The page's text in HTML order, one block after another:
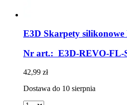
E3D Skarpety silikonowe
Nr art.: E3D-REVO-FL-
42,99 zł
Dostawa do 10 sierpnia